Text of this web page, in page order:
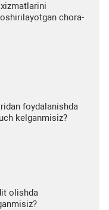
chora-
foydalanishda
kelganmisiz?
olishda